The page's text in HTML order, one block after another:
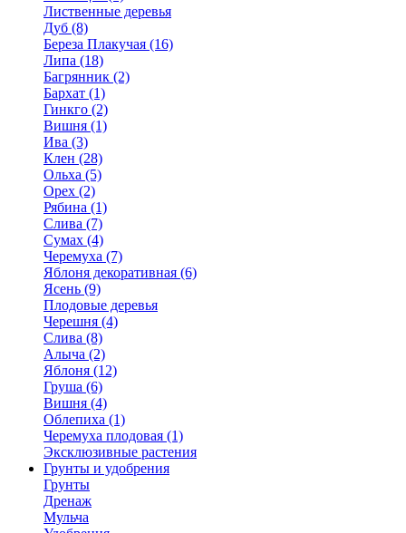
Лиственные деревья
Дуб (8)
Береза Плакучая (16)
Липа (18)
Багрянник (2)
Бархат (1)
Гинкго (2)
Вишня (1)
Ива (3)
Клен (28)
Ольха (5)
Орех (2)
Рябина (1)
Слива (7)
Сумах (4)
Черемуха (7)
Яблоня декоративная (6)
Ясень (9)
Плодовые деревья
Черешня (4)
Слива (8)
Алыча (2)
Яблоня (12)
Груша (6)
Вишня (4)
Облепиха (1)
Черемуха плодовая (1)
Эксклюзивные растения
Грунты и удобрения
Грунты
Дренаж
Мульча